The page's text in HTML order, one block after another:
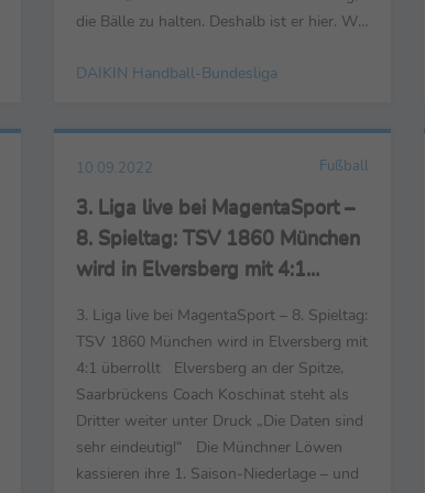
die Bälle zu halten. Deshalb ist er hier. Wir
ist noch lang, seine Arbeitsbeschreibung
Heimspielen machen dürfen. Es würde
DAIKIN Handball-Bundesliga
10.09.2022 Fußball
3. Liga live bei MagentaSport –
8. Spieltag: TSV 1860 München
wird in Elversberg mit 4:1
3. Liga live bei MagentaSport – 8. Spieltag:
TSV 1860 München wird in Elversberg mit
4:1 überrollt Elversberg an der Spitze,
Saarbrückens Coach Koschinat steht als
Dritter weiter unter Druck „Die Daten sind
sehr eindeutig!“ Die Münchner Löwen
kassieren ihre 1. Saison-Niederlage – und